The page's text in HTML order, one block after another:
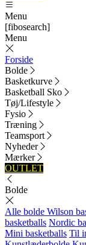
Menu
[fibosearch]
Menu
Forside
Bolde
Basketkurve
Basketball Sko
Tøj/Lifestyle
Fysio
Træning
Teamsport
Nyheder
Mærker
OUTLET
Bolde
Alle bolde Wilson
basketballs Nordic
Mini basketballs Til